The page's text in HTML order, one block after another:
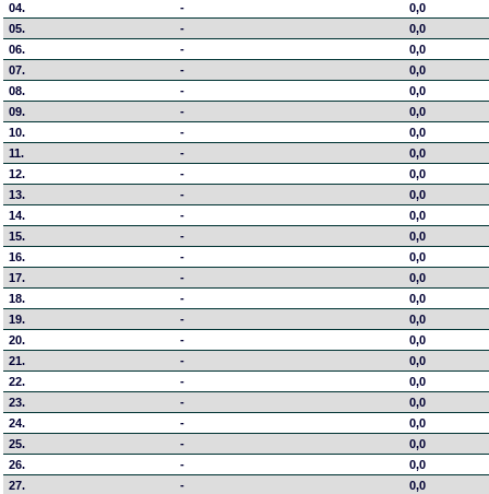
04.
-
0,0
05.
-
0,0
06.
-
0,0
07.
-
0,0
08.
-
0,0
09.
-
0,0
10.
-
0,0
11.
-
0,0
12.
-
0,0
13.
-
0,0
14.
-
0,0
15.
-
0,0
16.
-
0,0
17.
-
0,0
18.
-
0,0
19.
-
0,0
20.
-
0,0
21.
-
0,0
22.
-
0,0
23.
-
0,0
24.
-
0,0
25.
-
0,0
26.
-
0,0
27.
-
0,0